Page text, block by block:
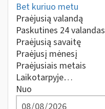
Bet kuriuo metu
Praėjusią valandą
Paskutines 24 valandas
Praėjusią savaitę
Praėjusį mėnesį
Praėjusiais metais
Laikotarpyje…
Nuo